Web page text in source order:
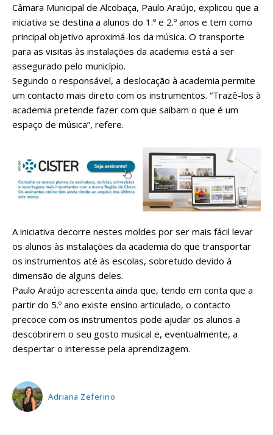
Câmara Municipal de Alcobaça, Paulo Araújo, explicou que a
iniciativa se destina a alunos do 1.º e 2.º anos e tem como
principal objetivo aproximá-los da música. O transporte
para as visitas às instalações da academia está a ser
assegurado pelo município.
Segundo o responsável, a deslocação à academia permite
um contacto mais direto com os instrumentos. “Trazê-los à
academia pretende fazer com que saibam o que é um
espaço de música”, refere.
A iniciativa decorre nestes moldes por ser mais fácil levar
os alunos às instalações da academia do que transportar
os instrumentos até às escolas, sobretudo devido à
dimensão de alguns deles.
Paulo Araújo acrescenta ainda que, tendo em conta que a
partir do 5.º ano existe ensino articulado, o contacto
precoce com os instrumentos pode ajudar os alunos a
descobrirem o seu gosto musical e, eventualmente, a
despertar o interesse pela aprendizagem.
Adriana Zeferino